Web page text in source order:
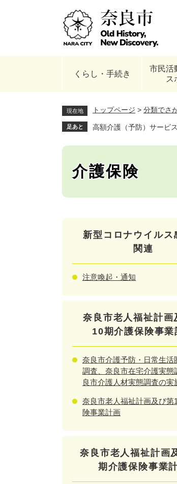
くらし・手続き
市民活
ス
現在地 トップページ > 分類でさ
足あと 高額介護（予防）サービ
介護保険
新型コロナウイルス
関連
注意喚起・通知
奈良市老人福祉計画
10期介護保険事業
奈良市介護予防・日常生活
調査、奈良市在宅介護実態
良市介護人材実態調査の実
奈良市老人福祉計画及び第
険事業計画
奈良市老人福祉計画
期介護保険事業